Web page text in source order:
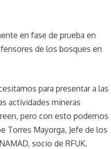
en fase de prueba en
de los bosques en
para presentar a las
actividades mineras
pero con esto podemos
Torres Mayorga, Jefe de los
socio de RFUK.